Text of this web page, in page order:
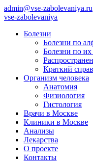
admin@vse-zabolevaniya.ru
vse-zabolevaniya
Болезни
Болезни по
Болезни по
Краткий
Организм человека
Анатомия
Физиология
Гистология
Врачи в Москве
Клиники в Москве
Анализы
Лекарства
О проекте
Контакты